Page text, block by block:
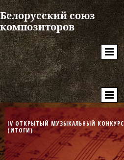
Белорусский союз
композиторов
IV ОТКРЫТЫЙ МУЗЫКАЛЬНЫЙ КОНКУРС
(ИТОГИ)